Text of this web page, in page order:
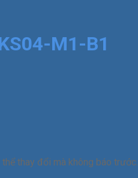
M1-B1
thay đổi mà không báo trước.